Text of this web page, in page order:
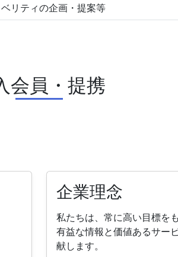
リティの企画・提案等
会員・提携
企業理念
私たちは、常に高い目標を
有益な情報と価値あるサー
献します。